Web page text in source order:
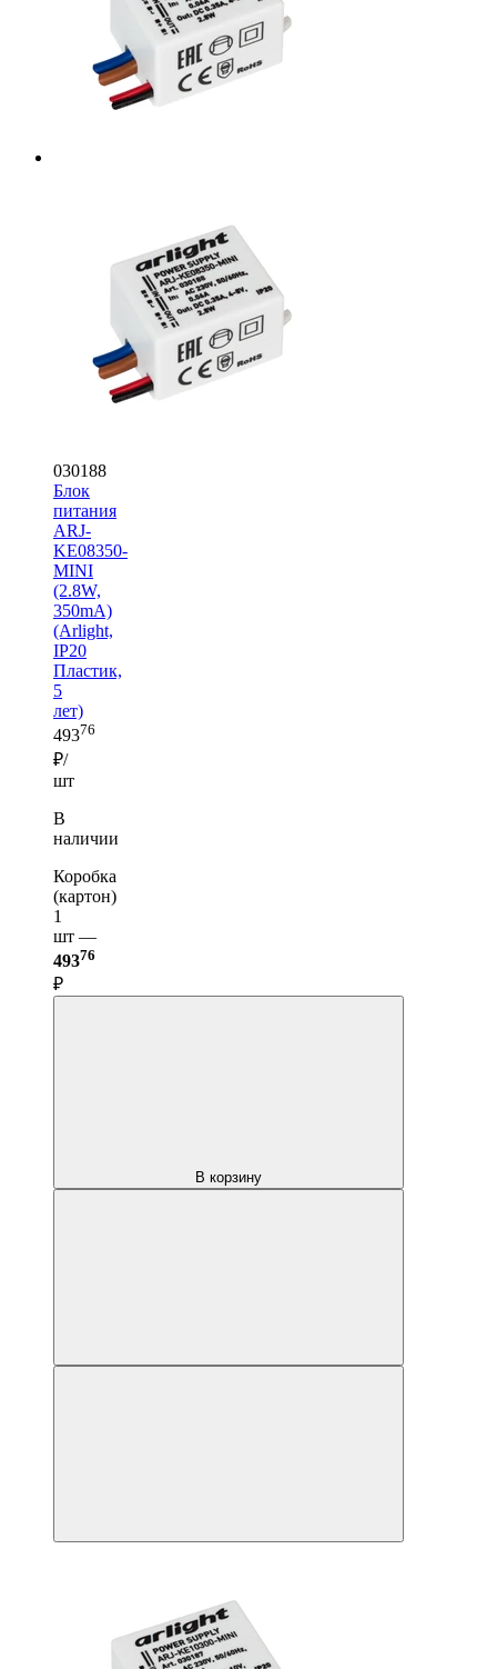
030188
Блок
питания
ARJ-
KE08350-
MINI
(2.8W,
350mA)
(Arlight,
IP20
Пластик,
5
лет)
49376
₽/
шт
В
наличии
Коробка
(картон)
1
шт —
49376
₽
В корзину